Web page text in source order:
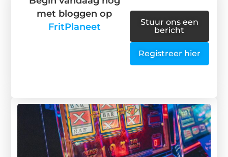
met bloggen op
FritPlaneet
Stuur ons een
bericht
Registreer hier